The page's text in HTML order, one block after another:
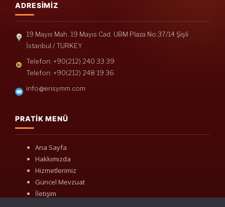
ADRESIMIZ
19 Mayıs Mah. 19 Mayıs Cad. UBM Plaza No:37/14 Şişli
İstanbul / TURKEY
Telefon: +90(212) 240 33 39
Telefon: +90(212) 248 19 36
info@erisymm.com
PRATIK MENÜ
Ana Sayfa
Hakkımızda
Hizmetlerimiz
Güncel Mevzuat
İletişim